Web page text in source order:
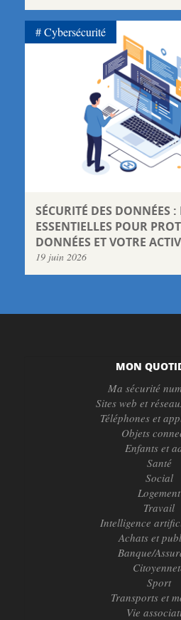
SÉCURITÉ DES DONNÉES :
ESSENTIELLES POUR
DONNÉES ET VOTRE
19 juin 2026
Cybersécurité
MON
Ma sécurité
Sites web et
Téléphones et
Objets
Enfants et
Santé
Social
Logement
Travail
Intelligence
Achats et
Banque/
Sport
Transports et
Vie